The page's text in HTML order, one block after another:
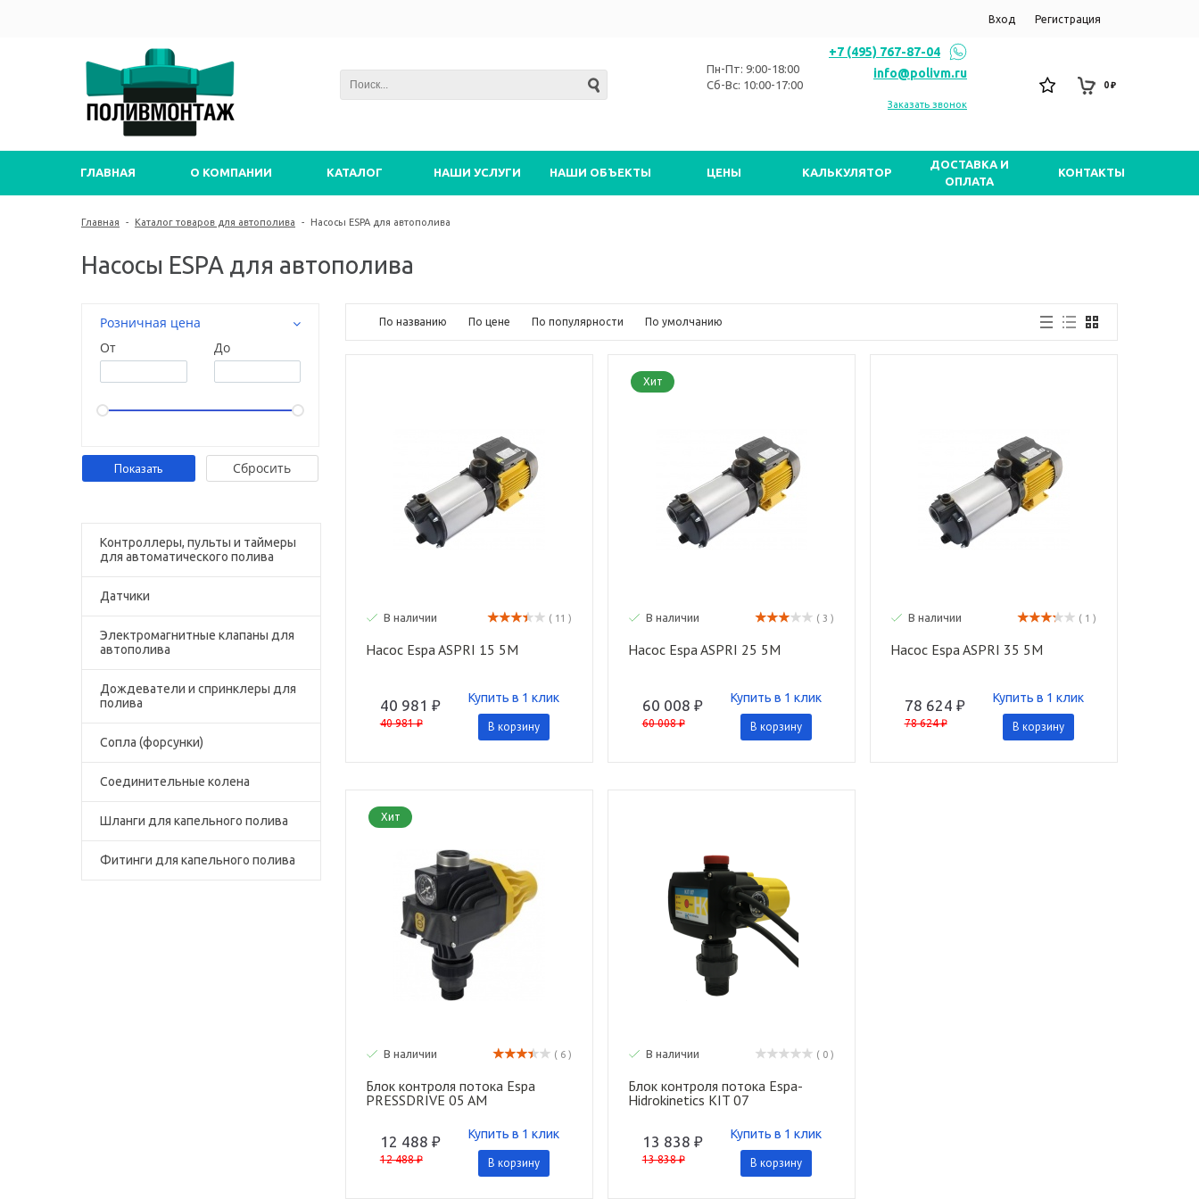
Вход Регистрация
Пн-Пт: 9:00-18:00
Сб-Вс: 10:00-17:00
+7 (495) 767-87-04
info@polivm.ru
Заказать звонок
0 ₽
ГЛАВНАЯ О КОМПАНИИ КАТАЛОГ НАШИ УСЛУГИ НАШИ ОБЪЕКТЫ ЦЕНЫ КАЛЬКУЛЯТОР
ДОСТАВКА И
ОПЛАТА
КОНТАКТЫ
Главная - Каталог товаров для автополива - Насосы ESPA для автополива
Насосы ESPA для автополива
Розничная цена
От
До
Cбросить
Контроллеры, пульты и таймеры
для автоматического полива
Датчики
Электромагнитные клапаны для
автополива
Дождеватели и спринклеры для
полива
Сопла (форсунки)
Соединительные колена
Шланги для капельного полива
Фитинги для капельного полива
По названию По цене По популярности По умолчанию
В наличии ( 11 )
Насос Espa ASPRI 15 5M
40 981 ₽
40 981 ₽
Купить в 1 клик
В корзину
Хит
В наличии ( 3 )
Насос Espa ASPRI 25 5M
60 008 ₽
60 008 ₽
Купить в 1 клик
В корзину
В наличии ( 1 )
Насос Espa ASPRI 35 5M
78 624 ₽
78 624 ₽
Купить в 1 клик
В корзину
Хит
В наличии ( 6 )
Блок контроля потока Espa
PRESSDRIVE 05 AM
12 488 ₽
12 488 ₽
Купить в 1 клик
В корзину
В наличии ( 0 )
Блок контроля потока Espa-
Hidrokinetics KIT 07
13 838 ₽
13 838 ₽
Купить в 1 клик
В корзину